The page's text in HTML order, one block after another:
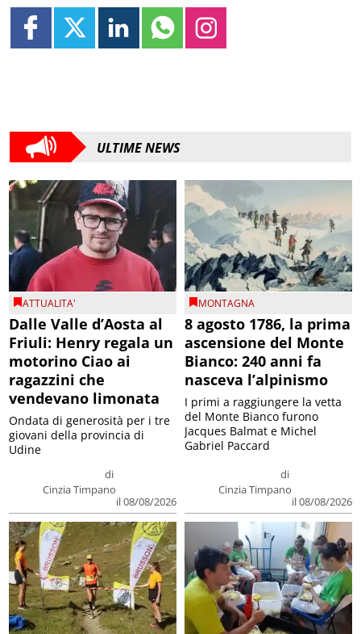
ULTIME NEWS
ATTUALITA'
Dalle Valle d’Aosta al
Friuli: Henry regala un
motorino Ciao ai
ragazzini che
vendevano limonata
di
Cinzia Timpano
il 08/08/2026
Ondata di generosità per i tre
giovani della provincia di
Udine
MONTAGNA
8 agosto 1786, la prima
ascensione del Monte
Bianco: 240 anni fa
nasceva l’alpinismo
di
Cinzia Timpano
il 08/08/2026
I primi a raggiungere la vetta
del Monte Bianco furono
Jacques Balmat e Michel
Gabriel Paccard